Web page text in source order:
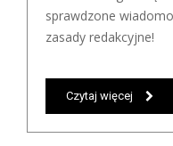
sprawdzone
zasady redakcyjne!
Czytaj więcej